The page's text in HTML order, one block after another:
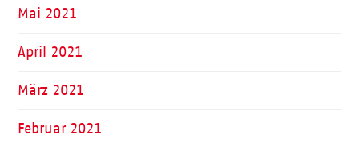
Mai 2021
April 2021
März 2021
Februar 2021